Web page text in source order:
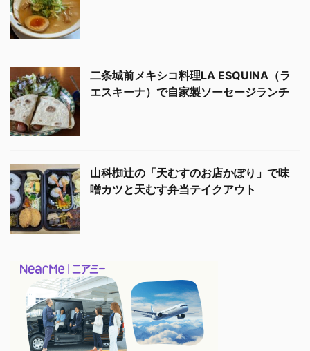
二条城前メキシコ料理LA ESQUINA（ラ
エスキーナ）で自家製ソーセージランチ
山科椥辻の「天むすのお店かぽり」で味
噌カツと天むす弁当テイクアウト